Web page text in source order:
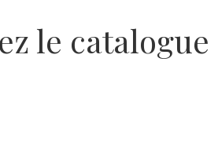
le catalogue